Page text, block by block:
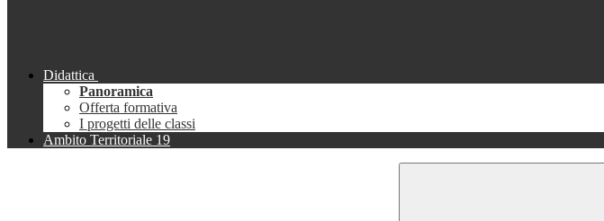
Didattica
Panoramica
Offerta formativa
I progetti delle classi
Ambito Territoriale 19